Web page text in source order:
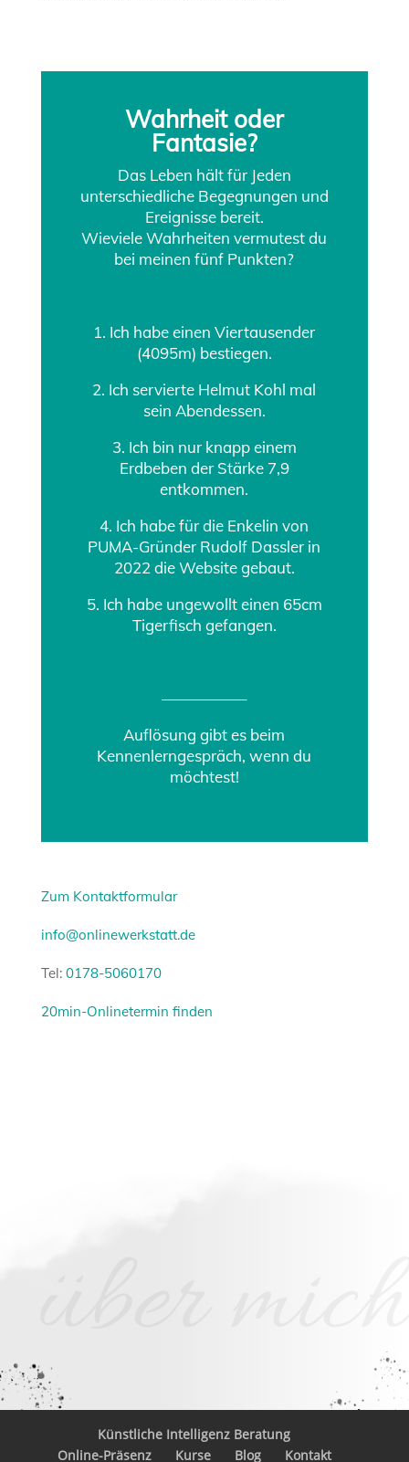
Wahrheit oder
Fantasie?
Das Leben hält für Jeden
unterschiedliche Begegnungen und
Ereignisse bereit.
Wieviele Wahrheiten vermutest du
bei meinen fünf Punkten?
1. Ich habe einen Viertausender
(4095m) bestiegen.
2. Ich servierte Helmut Kohl mal
sein Abendessen.
3. Ich bin nur knapp einem
Erdbeben der Stärke 7,9
entkommen.
4. Ich habe für die Enkelin von
PUMA-Gründer Rudolf Dassler in
2022 die Website gebaut.
5. Ich habe ungewollt einen 65cm
Tigerfisch gefangen.
—————–
Auflösung gibt es beim
Kennenlerngespräch, wenn du
möchtest!
Zum Kontaktformular
info@onlinewerkstatt.de
Tel: 0178-5060170
20min-Onlinetermin finden
über mich
Künstliche Intelligenz Beratung
Online-Präsenz
Kurse Blog Kontakt